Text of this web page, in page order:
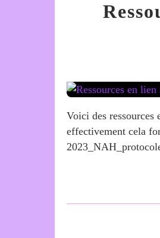
Voici des
effectivement cela